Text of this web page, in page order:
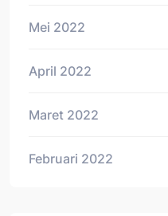
Mei 2022
April 2022
Maret 2022
Februari 2022